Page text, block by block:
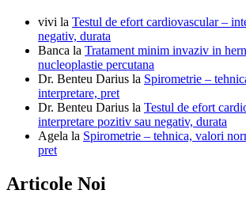
vivi la Testul de efort cardiovascular –
negativ, durata
Banca la Tratament minim invaziv in
nucleoplastie percutana
Dr. Benteu Darius la Spirometrie –
interpretare, pret
Dr. Benteu Darius la Testul de efort
interpretare pozitiv sau negativ, durata
Agela la Spirometrie – tehnica, valori
pret
Articole Noi